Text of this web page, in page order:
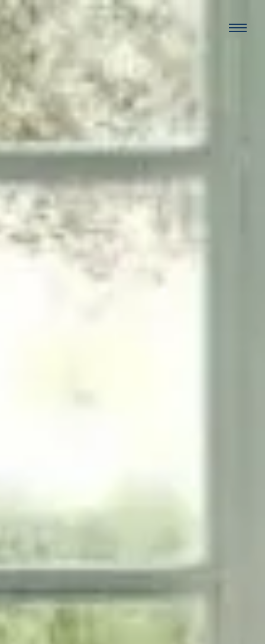
Panneau de gestion des cookies